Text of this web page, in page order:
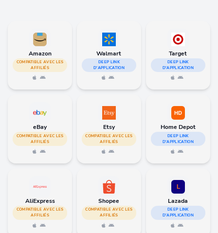
Amazon
COMPATIBLE AVEC LES
AFFILIÉS
Walmart
DEEP LINK
D'APPLICATION
Target
DEEP LINK
D'APPLICATION
eBay
COMPATIBLE AVEC LES
AFFILIÉS
Etsy
COMPATIBLE AVEC LES
AFFILIÉS
Home Depot
DEEP LINK
D'APPLICATION
AliExpress
COMPATIBLE AVEC LES
AFFILIÉS
Shopee
COMPATIBLE AVEC LES
AFFILIÉS
Lazada
DEEP LINK
D'APPLICATION